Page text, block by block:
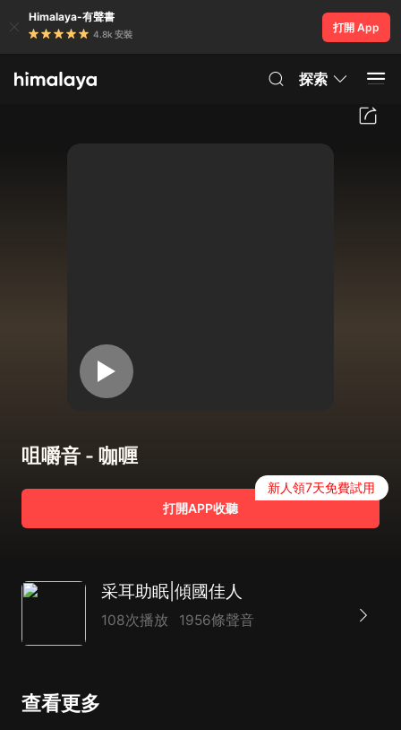
Himalaya-有聲書
4.8k 安裝
打開 App
探索
咀嚼音 - 咖喱
打開APP收聽
新人領7天免費試用
采耳助眠|傾國佳人
108次播放 1956條聲音
查看更多